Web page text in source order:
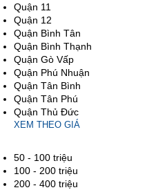
Quận 11
Quận 12
Quận Bình Tân
Quận Bình Thạnh
Quận Gò Vấp
Quận Phú Nhuận
Quận Tân Bình
Quận Tân Phú
Quận Thủ Đức
XEM THEO GIÁ
50 - 100 triệu
100 - 200 triệu
200 - 400 triệu